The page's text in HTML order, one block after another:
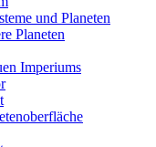
und Planeten
Planeten
Imperiums